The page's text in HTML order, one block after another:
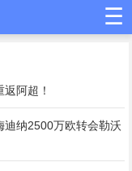
☰
阿超！
纳2500万欧转会勒沃